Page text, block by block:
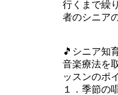
行くまで繰
者のシニア
🎵シニア知
音楽療法を
ッスンのポ
１．季節の